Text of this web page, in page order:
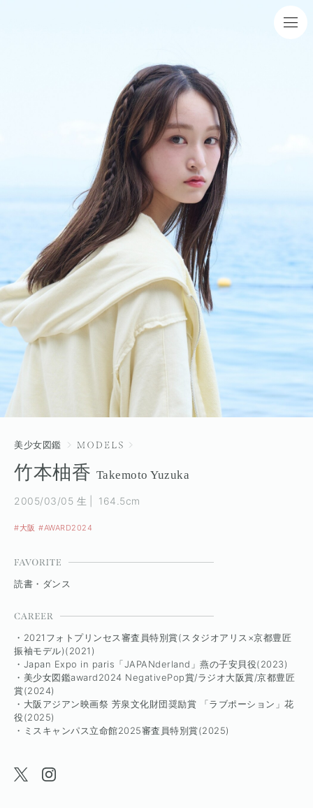
美少女図鑑
竹本柚香 Takemoto Yuzuka
2005/03/05 生 164.5cm
#大阪 #AWARD2024
読書・ダンス
・2021フォトプリンセス審査員特別賞(スタジオアリス×京都豊匠
振袖モデル)(2021)
・Japan Expo in paris「JAPANderland」燕の子安貝役(2023)
・美少女図鑑award2024 NegativePop賞/ラジオ大阪賞/京都豊匠
賞(2024)
・大阪アジアン映画祭 芳泉文化財団奨励賞 「ラブポーション」花
役(2025)
・ミスキャンパス立命館2025審査員特別賞(2025)